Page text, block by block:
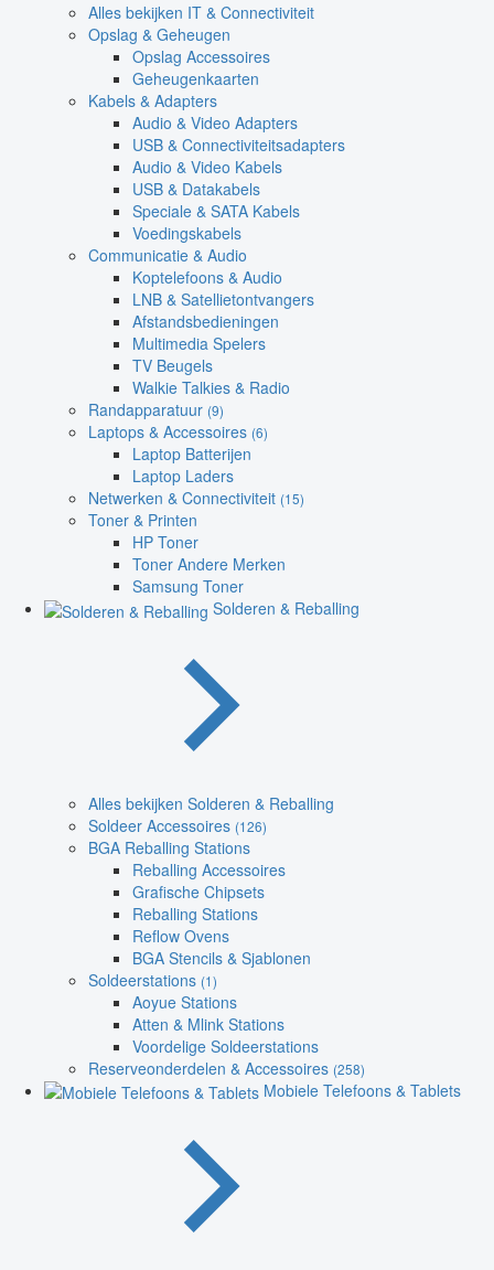
Alles bekijken IT & Connectiviteit
Opslag & Geheugen
Opslag Accessoires
Geheugenkaarten
Kabels & Adapters
Audio & Video Adapters
USB & Connectiviteitsadapters
Audio & Video Kabels
USB & Datakabels
Speciale & SATA Kabels
Voedingskabels
Communicatie & Audio
Koptelefoons & Audio
LNB & Satellietontvangers
Afstandsbedieningen
Multimedia Spelers
TV Beugels
Walkie Talkies & Radio
Randapparatuur (9)
Laptops & Accessoires (6)
Laptop Batterijen
Laptop Laders
Netwerken & Connectiviteit (15)
Toner & Printen
HP Toner
Toner Andere Merken
Samsung Toner
Solderen & Reballing
Alles bekijken Solderen & Reballing
Soldeer Accessoires (126)
BGA Reballing Stations
Reballing Accessoires
Grafische Chipsets
Reballing Stations
Reflow Ovens
BGA Stencils & Sjablonen
Soldeerstations (1)
Aoyue Stations
Atten & Mlink Stations
Voordelige Soldeerstations
Reserveonderdelen & Accessoires (258)
Mobiele Telefoons & Tablets